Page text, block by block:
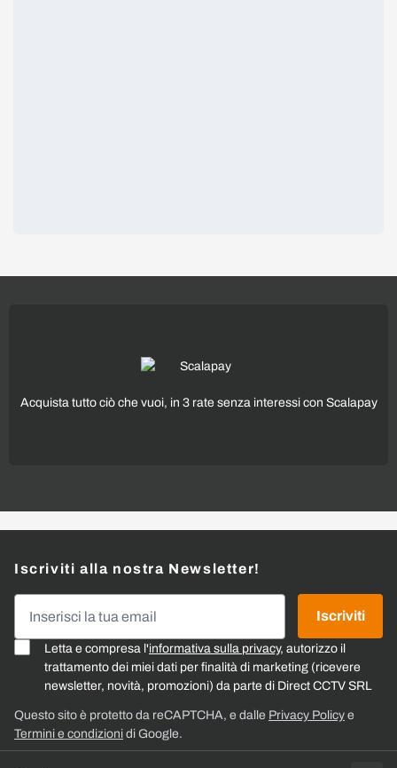
Acquista tutto ciò che vuoi, in 3 rate senza interessi con Scalapay
Iscriviti alla nostra Newsletter!
Letta e compresa l'informativa sulla privacy, autorizzo il
trattamento dei miei dati per finalità di marketing (ricevere
newsletter, novità, promozioni) da parte di Direct CCTV SRL
Iscriviti
Questo sito è protetto da reCAPTCHA, e dalle Privacy Policy e
Termini e condizioni di Google.